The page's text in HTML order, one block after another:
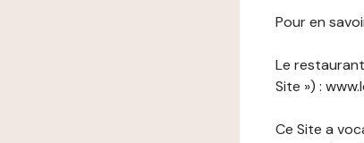
Pour en
Le
Site ») :
Ce Site a